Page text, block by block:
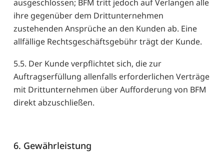
ausgeschlossen; BFM tritt jedoch auf Verlangen alle
ihre gegenüber dem Drittunternehmen
zustehenden Ansprüche an den Kunden ab. Eine
allfällige Rechtsgeschäftsgebühr trägt der Kunde.
5.5. Der Kunde verpflichtet sich, die zur
Auftragserfüllung allenfalls erforderlichen Verträge
mit Drittunternehmen über Aufforderung von BFM
direkt abzuschließen.
6. Gewährleistung